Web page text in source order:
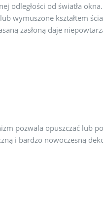
odległości od światła
wymuszone kształtem
zasłoną daje
pozwala opuszczać lub
i bardzo nowoczesną